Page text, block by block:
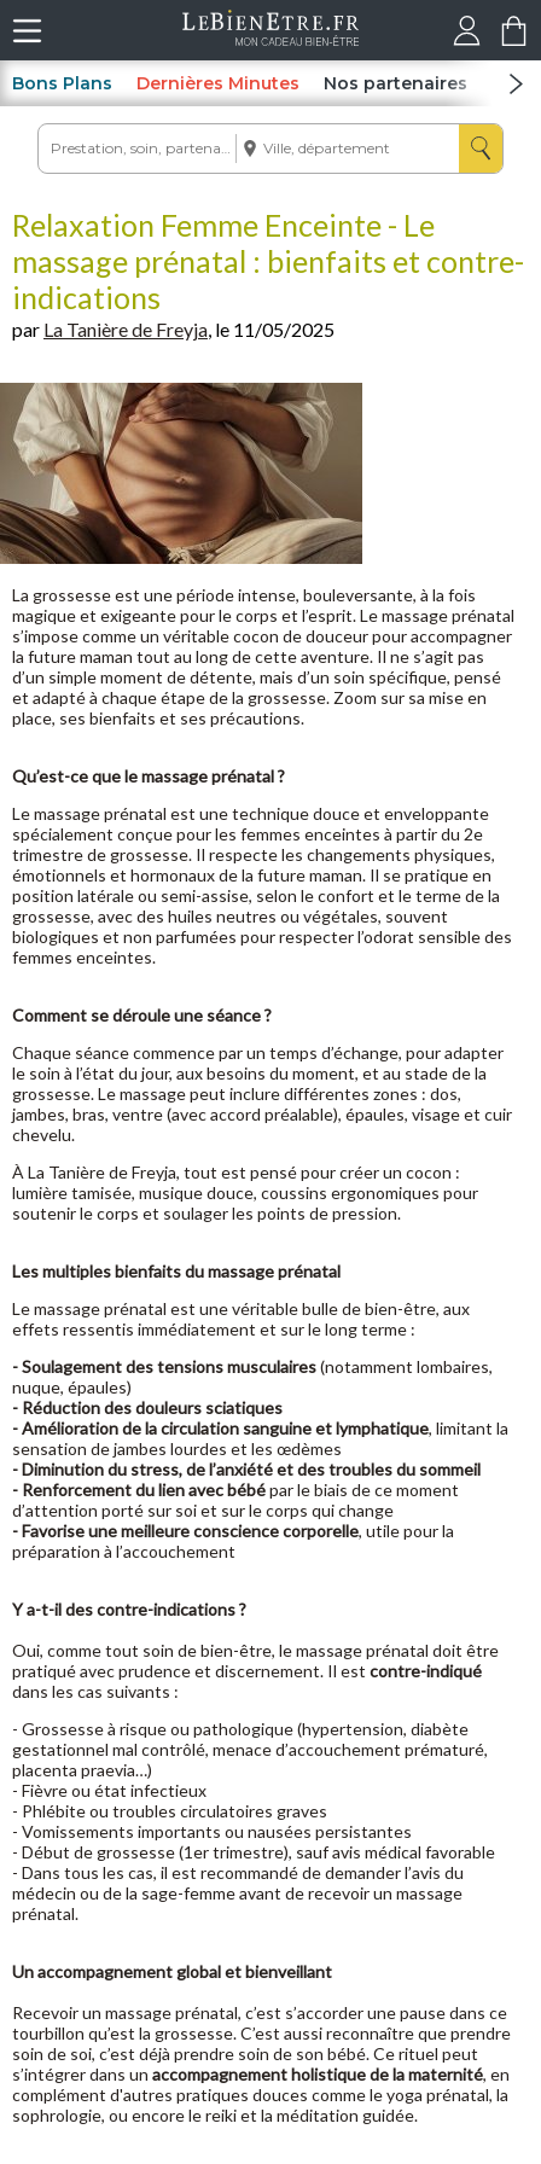
Bons Plans Dernières Minutes Nos partenaires Spas
Relaxation Femme Enceinte - Le
massage prénatal : bienfaits et contre-
indications
par La Tanière de Freyja, le 11/05/2025
La grossesse est une période intense, bouleversante, à la fois
magique et exigeante pour le corps et l’esprit. Le massage prénatal
s’impose comme un véritable cocon de douceur pour accompagner
la future maman tout au long de cette aventure. Il ne s’agit pas
d’un simple moment de détente, mais d’un soin spécifique, pensé
et adapté à chaque étape de la grossesse. Zoom sur sa mise en
place, ses bienfaits et ses précautions.
Qu’est-ce que le massage prénatal ?
Le massage prénatal est une technique douce et enveloppante
spécialement conçue pour les femmes enceintes à partir du 2e
trimestre de grossesse. Il respecte les changements physiques,
émotionnels et hormonaux de la future maman. Il se pratique en
position latérale ou semi-assise, selon le confort et le terme de la
grossesse, avec des huiles neutres ou végétales, souvent
biologiques et non parfumées pour respecter l’odorat sensible des
femmes enceintes.
Comment se déroule une séance ?
Chaque séance commence par un temps d’échange, pour adapter
le soin à l’état du jour, aux besoins du moment, et au stade de la
grossesse. Le massage peut inclure différentes zones : dos,
jambes, bras, ventre (avec accord préalable), épaules, visage et cuir
chevelu.
À La Tanière de Freyja, tout est pensé pour créer un cocon :
lumière tamisée, musique douce, coussins ergonomiques pour
soutenir le corps et soulager les points de pression.
Les multiples bienfaits du massage prénatal
Le massage prénatal est une véritable bulle de bien-être, aux
effets ressentis immédiatement et sur le long terme :
- Soulagement des tensions musculaires(notamment lombaires,
nuque, épaules)
- Réduction des douleurs sciatiques
- Amélioration de la circulation sanguine et lymphatique, limitant la
sensation de jambes lourdes et les œdèmes
- Diminution du stress, de l’anxiété et des troubles du sommeil
- Renforcement du lien avec bébépar le biais de ce moment
d’attention porté sur soi et sur le corps qui change
- Favorise une meilleure conscience corporelle, utile pour la
préparation à l’accouchement
Y a-t-il des contre-indications ?
Oui, comme tout soin de bien-être, le massage prénatal doit être
pratiqué avec prudence et discernement. Il est contre-indiqué
dans les cas suivants :
- Grossesse à risque ou pathologique (hypertension, diabète
gestationnel mal contrôlé, menace d’accouchement prématuré,
placenta praevia…)
- Fièvre ou état infectieux
- Phlébite ou troubles circulatoires graves
- Vomissements importants ou nausées persistantes
- Début de grossesse (1er trimestre), sauf avis médical favorable
- Dans tous les cas, il est recommandé de demander l’avis du
médecin ou de la sage-femme avant de recevoir un massage
prénatal.
Un accompagnement global et bienveillant
Recevoir un massage prénatal, c’est s’accorder une pause dans ce
tourbillon qu’est la grossesse. C’est aussi reconnaître que prendre
soin de soi, c’est déjà prendre soin de son bébé. Ce rituel peut
s’intégrer dans un accompagnement holistique de la maternité, en
complément d'autres pratiques douces comme le yoga prénatal, la
sophrologie, ou encore le reiki et la méditation guidée.